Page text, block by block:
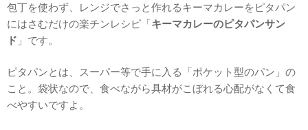
包丁を使わず、レンジでさっと作れるキーマカレーをピタパン
にはさむだけの楽チンレシピ「キーマカレーのピタパンサン
ド 」です。
ピタパンとは、スーパー等で手に入る「ポケット型のパン」の
こと。袋状なので、食べながら具材がこぼれる心配がなくて食
べやすいですよ。